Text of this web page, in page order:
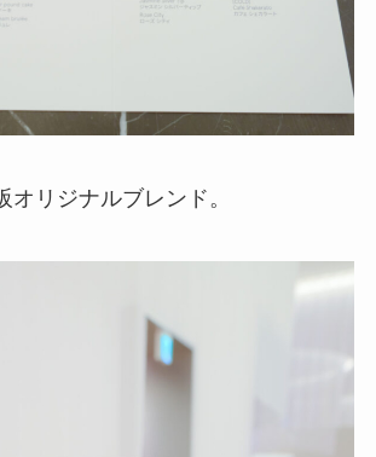
オリジナルブレンド。